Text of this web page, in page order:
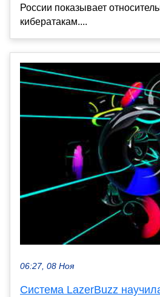
России показывает
кибератакам....
06:27, 08 Ноя
Система LazerBuzz